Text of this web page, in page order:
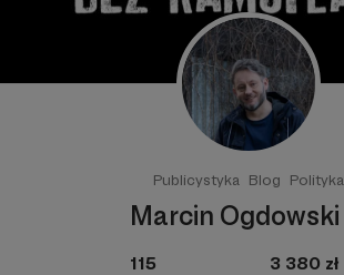
Publicystyka Blog Polityka
Marcin Ogdowski
115
3 380 zł